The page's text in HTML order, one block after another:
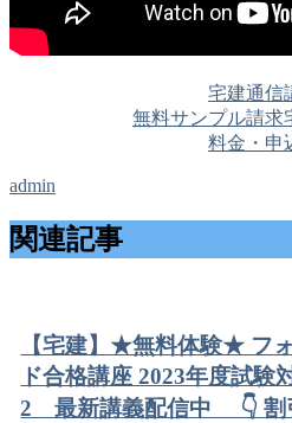
宅建通信
無料サンプル請求
料金・申
admin
関連記事
【宅建】★無料体験★ フ
ド合格講座 2023年度試
2 最新講義配信中 👇 割